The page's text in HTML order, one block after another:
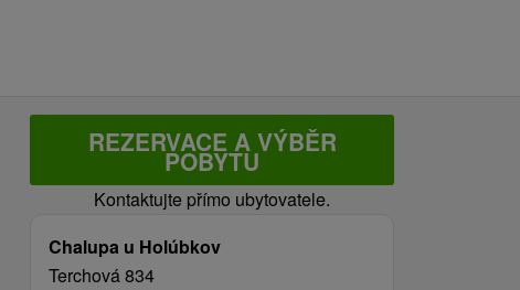
REZERVACE A VÝBĚR
POBYTU
Kontaktujte přímo ubytovatele.
Chalupa u Holúbkov
Terchová 834